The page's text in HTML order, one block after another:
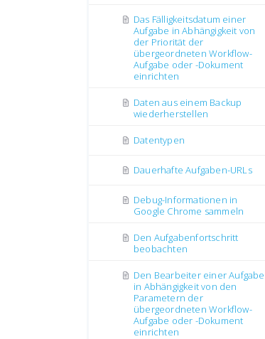
Das Fälligkeitsdatum einer
Aufgabe in Abhängigkeit von
der Priorität der
übergeordneten Workflow-
Aufgabe oder -Dokument
einrichten
Daten aus einem Backup
wiederherstellen
Datentypen
Dauerhafte Aufgaben-URLs
Debug-Informationen in
Google Chrome sammeln
Den Aufgabenfortschritt
beobachten
Den Bearbeiter einer Aufgabe
in Abhängigkeit von den
Parametern der
übergeordneten Workflow-
Aufgabe oder -Dokument
einrichten